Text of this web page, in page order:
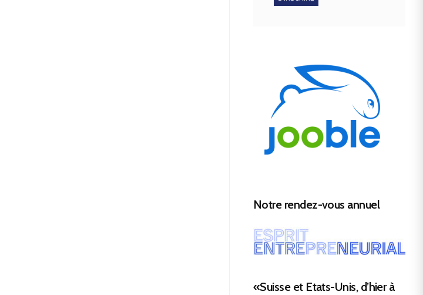
Notre rendez-vous annuel
«Suisse et Etats-Unis, d’hier à